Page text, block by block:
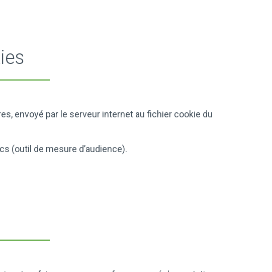
envoyé par le serveur internet au fichier cookie du
(outil de mesure d’audience).